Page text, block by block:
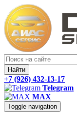
Найти
+7 (926) 432-13-17
Telegram
MAX
Toggle navigation